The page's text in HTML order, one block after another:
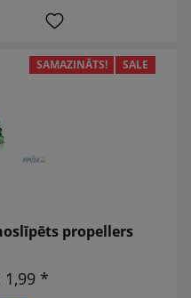
SAMAZINĀTS! SALE
propellers
1,99 *